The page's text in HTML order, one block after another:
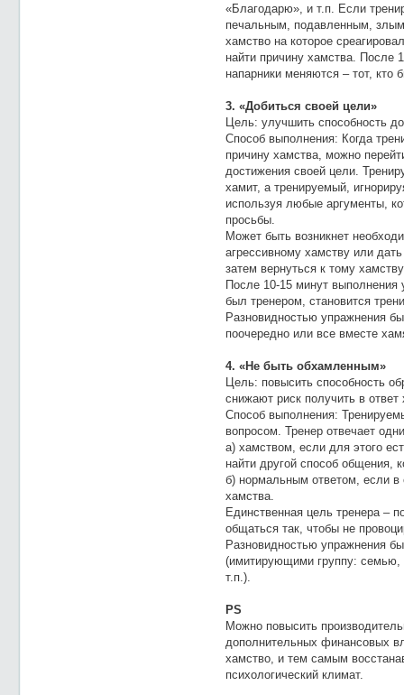
«Благодарю», и т.п. Если
печальным, подавленным,
хамство на которое
найти причину хамства. После
напарники меняются – тот, кто
3. «Добиться своей цели»
Цель: улучшить способность
Способ выполнения: Когда
причину хамства, можно
достижения своей цели.
хамит, а тренируемый,
используя любые аргументы,
просьбы.
Может быть возникнет
агрессивному хамству или
затем вернуться к тому
После 10-15 минут выполнения
был тренером, становится
Разновидностью упражнения
поочередно или все вместе
4. «Не быть обхамленным»
Цель: повысить способность
снижают риск получить в ответ
Способ выполнения:
вопросом. Тренер отвечает
а) хамством, если для этого
найти другой способ общения,
б) нормальным ответом, если в
хамства.
Единственная цель тренера –
общаться так, чтобы не
Разновидностью упражнения
(имитирующими группу: семью,
т.п.).
PS
Можно повысить
дополнительных финансовых
хамство, и тем самым
психологический климат.